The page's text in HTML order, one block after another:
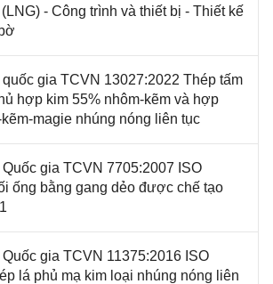
- Công trình và thiết bị - Thiết kế
gia TCVN 13027:2022 Thép tấm
hợp kim 55% nhôm-kẽm và hợp
magie nhúng nóng liên tục
gia TCVN 7705:2007 ISO
ống bằng gang dẻo được chế tạo
gia TCVN 11375:2016 ISO
lá phủ mạ kim loại nhúng nóng liên